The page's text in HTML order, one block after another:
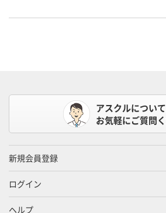
アスクルについて
お気軽にご質問く
新規会員登録
ログイン
ヘルプ